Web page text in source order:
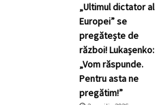
„Ultimul dictator al
Europei” se
pregătește de
război! Lukașenko:
„Vom răspunde.
Pentru asta ne
pregătim!”